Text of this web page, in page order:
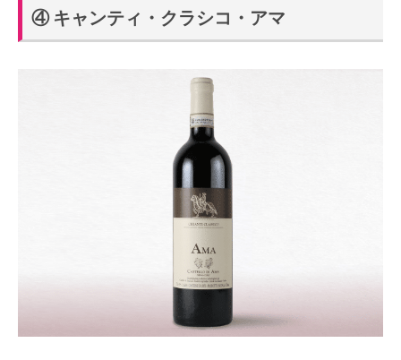
④ キャンティ・クラシコ・アマ